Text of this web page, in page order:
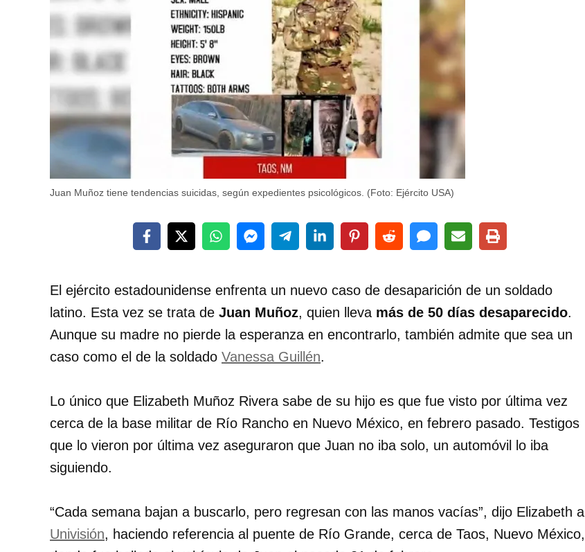
Juan Muñoz tiene tendencias suicidas, según expedientes psicológicos. (Foto: Ejército USA)
El ejército estadounidense enfrenta un nuevo caso de desaparición de un soldado
latino. Esta vez se trata de Juan Muñoz, quien lleva más de 50 días desaparecido.
Aunque su madre no pierde la esperanza en encontrarlo, también admite que sea un
caso como el de la soldado Vanessa Guillén.
Lo único que Elizabeth Muñoz Rivera sabe de su hijo es que fue visto por última vez
cerca de la base militar de Río Rancho en Nuevo México, en febrero pasado. Testigos
que lo vieron por última vez aseguraron que Juan no iba solo, un automóvil lo iba
siguiendo.
“Cada semana bajan a buscarlo, pero regresan con las manos vacías”, dijo Elizabeth a
Univisión, haciendo referencia al puente de Río Grande, cerca de Taos, Nuevo México,